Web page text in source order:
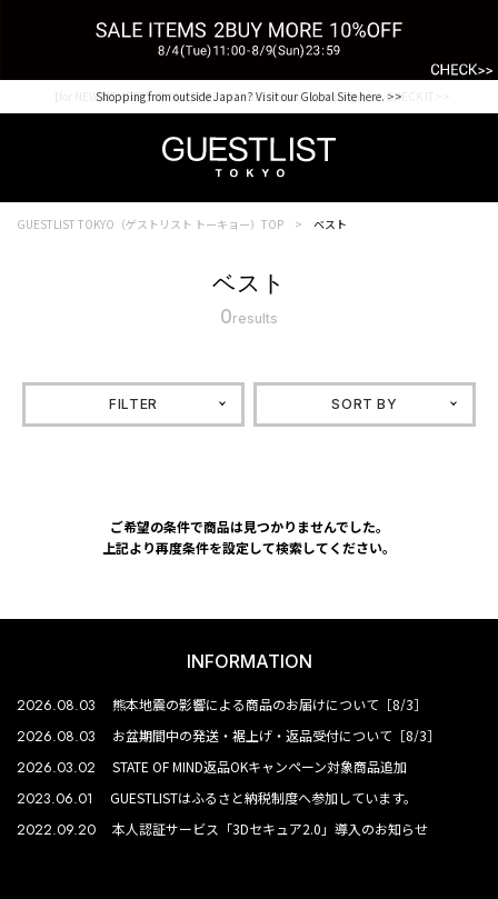
Shopping from outside Japan? Visit our Global Site here. >>
【for NEW MEMBER】新規会員様1000Point Present Campaign CHECK IT>>
GUESTLIST TOKYO（ゲストリスト トーキョー）TOP ベスト
ベスト
0results
FILTER SORT BY
ご希望の条件で商品は見つかりませんでした。
上記より再度条件を設定して検索してください。
INFORMATION
2026.08.03 熊本地震の影響による商品のお届けについて［8/3］
2026.08.03 お盆期間中の発送・裾上げ・返品受付について［8/3］
2026.03.02 STATE OF MIND返品OKキャンペーン対象商品追加
2023.06.01 GUESTLISTはふるさと納税制度へ参加しています。
2022.09.20 本人認証サービス「3Dセキュア2.0」導入のお知らせ